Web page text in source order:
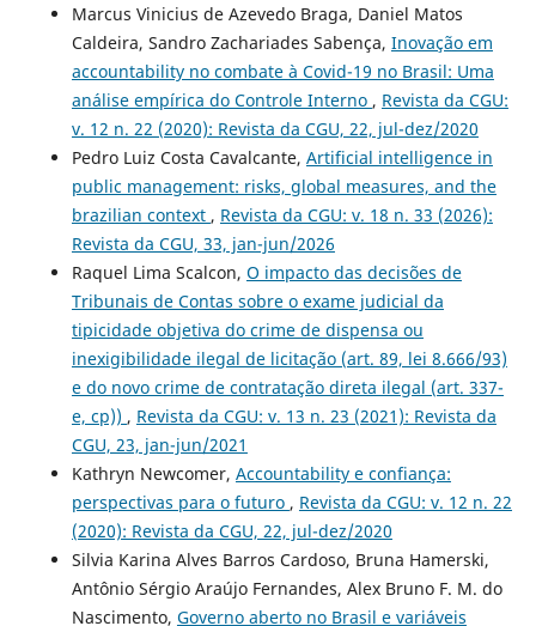
Marcus Vinicius de Azevedo Braga, Daniel Matos
Caldeira, Sandro Zachariades Sabença, Inovação em
accountability no combate à Covid-19 no Brasil: Uma
análise empírica do Controle Interno , Revista da CGU:
v. 12 n. 22 (2020): Revista da CGU, 22, jul-dez/2020
Pedro Luiz Costa Cavalcante, Artificial intelligence in
public management: risks, global measures, and the
brazilian context , Revista da CGU: v. 18 n. 33 (2026):
Revista da CGU, 33, jan-jun/2026
Raquel Lima Scalcon, O impacto das decisões de
Tribunais de Contas sobre o exame judicial da
tipicidade objetiva do crime de dispensa ou
inexigibilidade ilegal de licitação (art. 89, lei 8.666/93)
e do novo crime de contratação direta ilegal (art. 337-
e, cp)) , Revista da CGU: v. 13 n. 23 (2021): Revista da
CGU, 23, jan-jun/2021
Kathryn Newcomer, Accountability e confiança:
perspectivas para o futuro , Revista da CGU: v. 12 n. 22
(2020): Revista da CGU, 22, jul-dez/2020
Silvia Karina Alves Barros Cardoso, Bruna Hamerski,
Antônio Sérgio Araújo Fernandes, Alex Bruno F. M. do
Nascimento, Governo aberto no Brasil e variáveis